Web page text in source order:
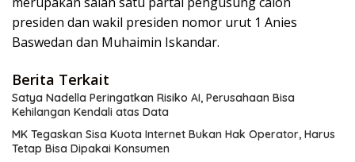
presiden dan wakil presiden nomor urut 1 Anies
Baswedan dan Muhaimin Iskandar.
Berita Terkait
Satya Nadella Peringatkan Risiko AI, Perusahaan Bisa
Kehilangan Kendali atas Data
MK Tegaskan Sisa Kuota Internet Bukan Hak Operator, Harus
Tetap Bisa Dipakai Konsumen